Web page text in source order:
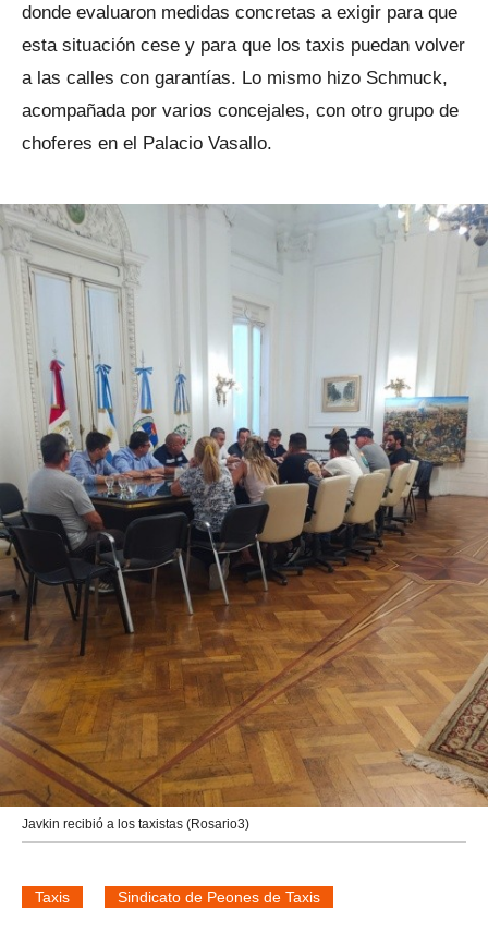
donde evaluaron medidas concretas a exigir para que
esta situación cese y para que los taxis puedan volver
a las calles con garantías. Lo mismo hizo Schmuck,
acompañada por varios concejales, con otro grupo de
choferes en el Palacio Vasallo.
Javkin recibió a los taxistas (Rosario3)
Taxis Sindicato de Peones de Taxis